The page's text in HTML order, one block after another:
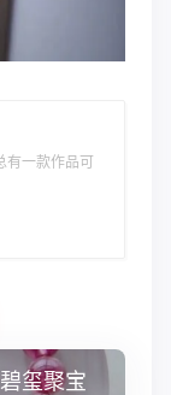
一款作品可
玺聚宝